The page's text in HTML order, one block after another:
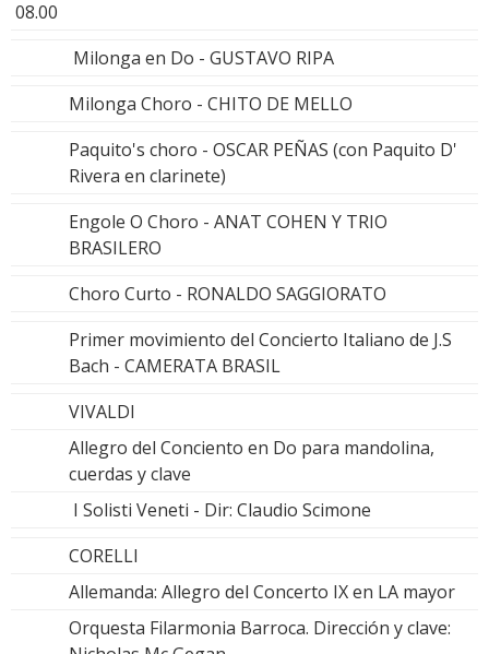
08.00
Milonga en Do - GUSTAVO RIPA
Milonga Choro - CHITO DE MELLO
Paquito's choro - OSCAR PEÑAS (con Paquito D'
Rivera en clarinete)
Engole O Choro - ANAT COHEN Y TRIO
BRASILERO
Choro Curto - RONALDO SAGGIORATO
Primer movimiento del Concierto Italiano de J.S
Bach - CAMERATA BRASIL
VIVALDI
Allegro del Conciento en Do para mandolina,
cuerdas y clave
I Solisti Veneti - Dir: Claudio Scimone
CORELLI
Allemanda: Allegro del Concerto IX en LA mayor
Orquesta Filarmonia Barroca. Dirección y clave: